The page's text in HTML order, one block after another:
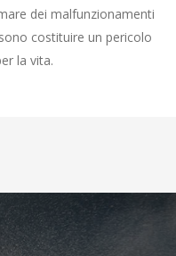
dei malfunzionamenti
costituire un pericolo
la vita.